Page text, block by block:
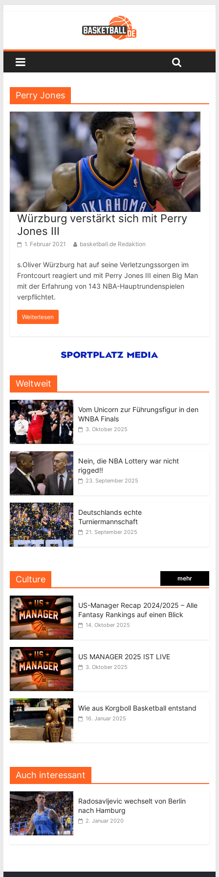
Perry Jones
Würzburg verstärkt sich mit Perry
Jones III
1. Februar 2021 basketball.de Redaktion
s.Oliver Würzburg hat auf seine Verletzungssorgen im
Frontcourt reagiert und mit Perry Jones III einen Big Man
mit der Erfahrung von 143 NBA-Hauptrundenspielen
verpflichtet.
Weiterlesen
Weltweit
Vom Unicorn zur Führungsfigur in den
WNBA Finals
3. Oktober 2025
Nein, die NBA Lottery war nicht
rigged!!
23. September 2025
Deutschlands echte
Turniermannschaft
21. September 2025
Culture mehr
US-Manager Recap 2024/2025 – Alle
Fantasy Rankings auf einen Blick
14. Oktober 2025
US MANAGER 2025 IST LIVE
3. Oktober 2025
Wie aus Korgboll Basketball entstand
16. Januar 2025
Auch interessant
Radosavljevic wechselt von Berlin
nach Hamburg
2. Januar 2020